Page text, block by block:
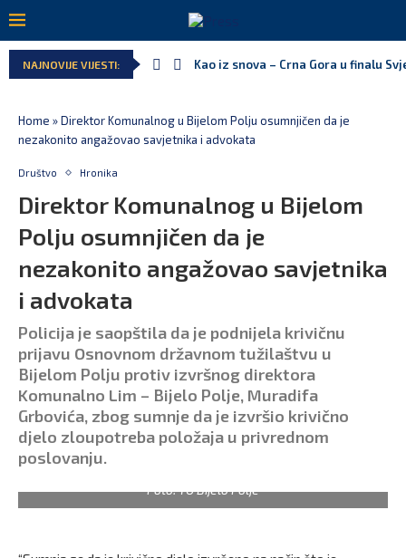
NAJNOVIJE VIJESTI: Kao iz snova – Crna Gora u finalu
Home »Direktor Komunalnog u Bijelom Polju osumnjičen da je
nezakonito angažovao savjetnika i advokata
Društvo Hronika
Direktor Komunalnog u Bijelom
Polju osumnjičen da je
nezakonito angažovao savjetnika
i advokata
Policija je saopštila da je podnijela krivičnu
prijavu Osnovnom državnom tužilaštvu u
Bijelom Polju protiv izvršnog direktora
Komunalno Lim – Bijelo Polje, Muradifa
Grbovića, zbog sumnje da je izvršio krivično
djelo zloupotreba položaja u privrednom
poslovanju.
Foto: TO Bijelo Polje